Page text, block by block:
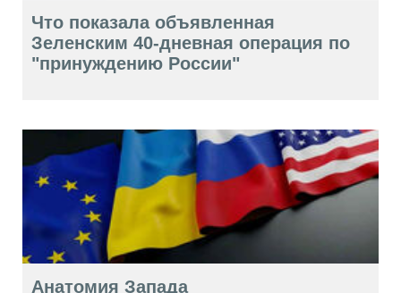
Что показала объявленная
Зеленским 40-дневная операция по
"принуждению России"
Анатомия Запада